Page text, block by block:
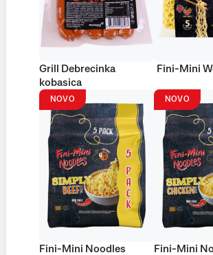
Grill Debrecinka
kobasica
Fini-Mini
NOVO
Fini-Mini Noodles
NOVO
Fini-Mini